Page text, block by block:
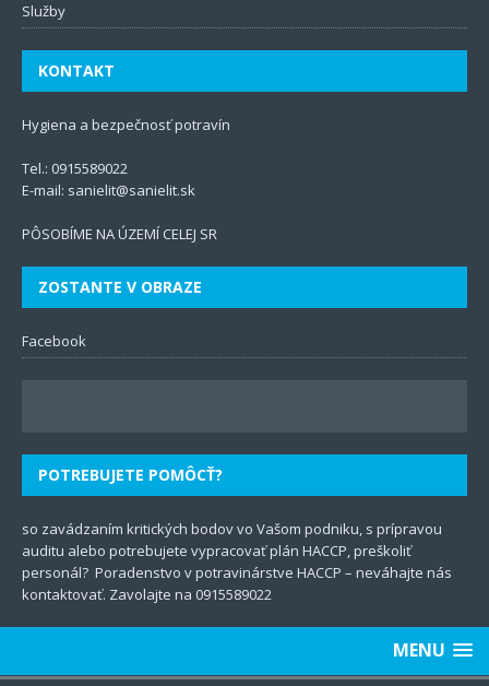
Služby
KONTAKT
Hygiena a bezpečnosť potravín
Tel.: 0915589022
E-mail: sanielit@sanielit.sk
PÔSOBÍME NA ÚZEMÍ CELEJ SR
ZOSTANTE V OBRAZE
Facebook
POTREBUJETE POMÔCŤ?
so zavádzaním kritických bodov vo Vašom podniku, s prípravou
auditu alebo potrebujete vypracovať plán HACCP, preškoliť
personál? Poradenstvo v potravinárstve HACCP – neváhajte nás
kontaktovať. Zavolajte na 0915589022
MENU